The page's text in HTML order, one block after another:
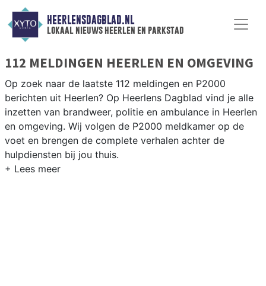
HEERLENSDAGBLAD.NL
lokaal nieuws heerlen en parkstad
112 MELDINGEN HEERLEN EN OMGEVING
Op zoek naar de laatste 112 meldingen en P2000
berichten uit Heerlen? Op Heerlens Dagblad vind je alle
inzetten van brandweer, politie en ambulance in Heerlen
en omgeving. Wij volgen de P2000 meldkamer op de
voet en brengen de complete verhalen achter de
hulpdiensten bij jou thuis.